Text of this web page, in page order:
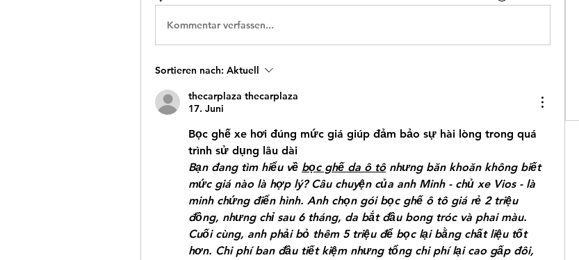
Kommentar verfassen...
Sortieren nach: Aktuell
thecarplaza thecarplaza
17. Juni
Bọc ghế xe hơi đúng mức giá giúp đảm bảo sự hài lòng trong quá
trình sử dụng lâu dài
Bạn đang tìm hiểu về bọc ghế da ô tô nhưng băn khoăn không biết
mức giá nào là hợp lý? Câu chuyện của anh Minh - chủ xe Vios - là
minh chứng điển hình. Anh chọn gói bọc ghế ô tô giá rẻ 2 triệu
đồng, nhưng chỉ sau 6 tháng, da bắt đầu bong tróc và phai màu.
Cuối cùng, anh phải bỏ thêm 5 triệu để bọc lại bằng chất liệu tốt
hơn. Chi phí ban đầu tiết kiệm nhưng tổng chi phí lại cao gấp đôi,